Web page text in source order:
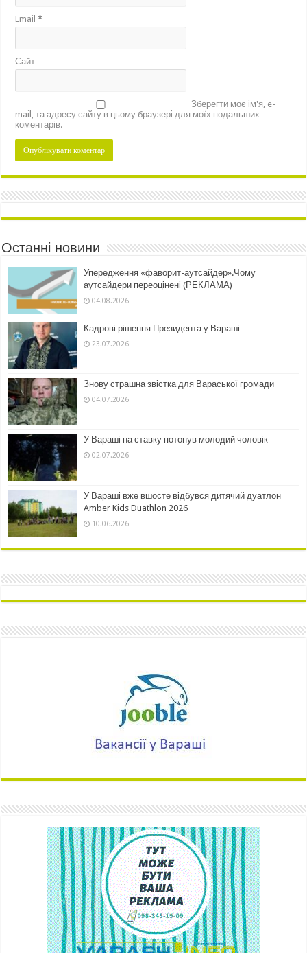
Email*
Сайт
Зберегти моє ім'я, e-
mail, та адресу сайту в цьому браузері для моїх подальших
коментарів.
Останні новини
Упередження «фаворит-аутсайдер».Чому
аутсайдери переоцінені (РЕКЛАМА)
04.08.2026
Кадрові рішення Президента у Вараші
23.07.2026
Знову страшна звістка для Вараської громади
04.07.2026
У Вараші на ставку потонув молодий чоловік
02.07.2026
У Вараші вже вшосте відбувся дитячий дуатлон
Amber Kids Duathlon 2026
10.06.2026